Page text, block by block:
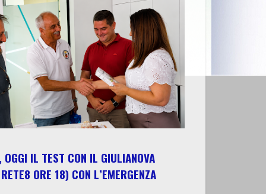
OGGI IL TEST CON IL GIULIANOVA
ORE 18) CON L’EMERGENZA